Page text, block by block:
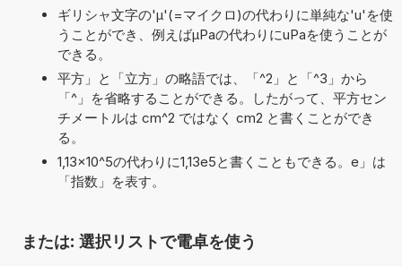
ギリシャ文字の'μ'(=マイクロ)の代わりに単純な'u'を使
うことができ、例えばµPaの代わりにuPaを使うことが
できる。
平方」と「立方」の略語では、「^2」と「^3」から
「^」を省略することができる。したがって、平方セン
チメートルは cm^2 ではなく cm2 と書くことができ
る。
1,13×10^5の代わりに1,13e5と書くこともできる。e」は
「指数」を表す。
または: 選択リストで電卓を使う